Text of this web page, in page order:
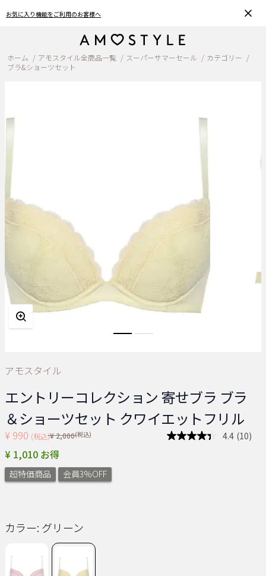
おうちで簡単♪ブラサイズの測り方、選び方
ホーム アモスタイル全商品一覧 スーパーサマーセール
カテゴリー
ブラ&ショーツセット
アモスタイル
エントリーコレクション 寄せブラ ブラ
＆ショーツセット クワイエットフリル
¥ 990 (税込)Price reduced from
¥ 2,000(税込) 4.4 レ
(10)
¥ 1,010 お得
超特価商品 会員3%OFF
カラー: グリーン